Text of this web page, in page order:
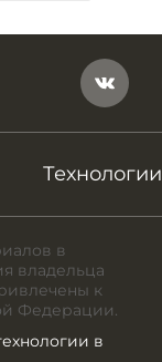
Технологии
в
владельца
к
Федерации.
в